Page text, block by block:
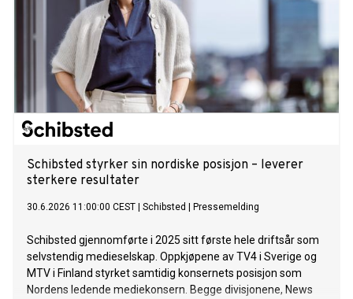
Schibsted styrker sin nordiske posisjon – leverer
sterkere resultater
30.6.2026 11:00:00 CEST Schibsted Pressemelding
Schibsted gjennomførte i 2025 sitt første hele driftsår som
selvstendig medieselskap. Oppkjøpene av TV4 i Sverige og
MTV i Finland styrket samtidig konsernets posisjon som
Nordens ledende mediekonsern. Begge divisjonene, News